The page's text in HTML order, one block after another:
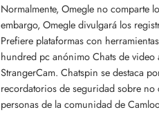
Normalmente, Omegle no comparte
embargo, Omegle divulgará los
Prefiere plataformas con
hundred pc anónimo Chats de
StrangerCam. Chatspin se destaca
recordatorios de seguridad sobre
personas de la comunidad de